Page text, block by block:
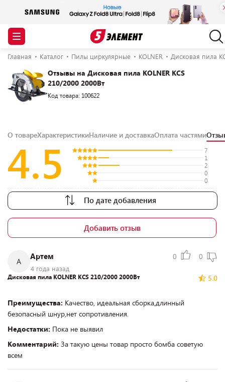
Главная Каталог Пилы циркулярные KOLNER Дисковая пила
Отзывы на Дисковая пила KOLNER KCS
210/2000 2000Вт
Код товара: 100622
О товареХарактеристикиНаличие и доставкаОплата частями
4.5
7
1
2
0
0
По дате добавления
Добавить отзыв
А
Артем
4 года назад
0 0
5.0
Дисковая пила KOLNER KCS 210/2000 2000Вт
Преимущества: Качество, идеальная сборка,длинный
безопасный шнур,нет сопротивления.
Недостатки: Пока не выявил
Комментарий: За такую цены товар просто бомба советую
всем